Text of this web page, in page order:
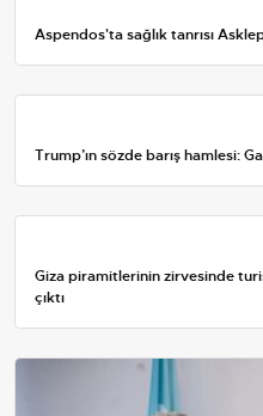
Aspendos'ta sağlık tanrısı
Trump’ın sözde barış hamlesi:
Giza piramitlerinin zirvesinde
çıktı